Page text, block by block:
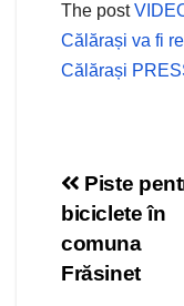
The post
Călărași va fi
Călărași
în
articole
Piste
biciclete în
comuna
Frăsinet